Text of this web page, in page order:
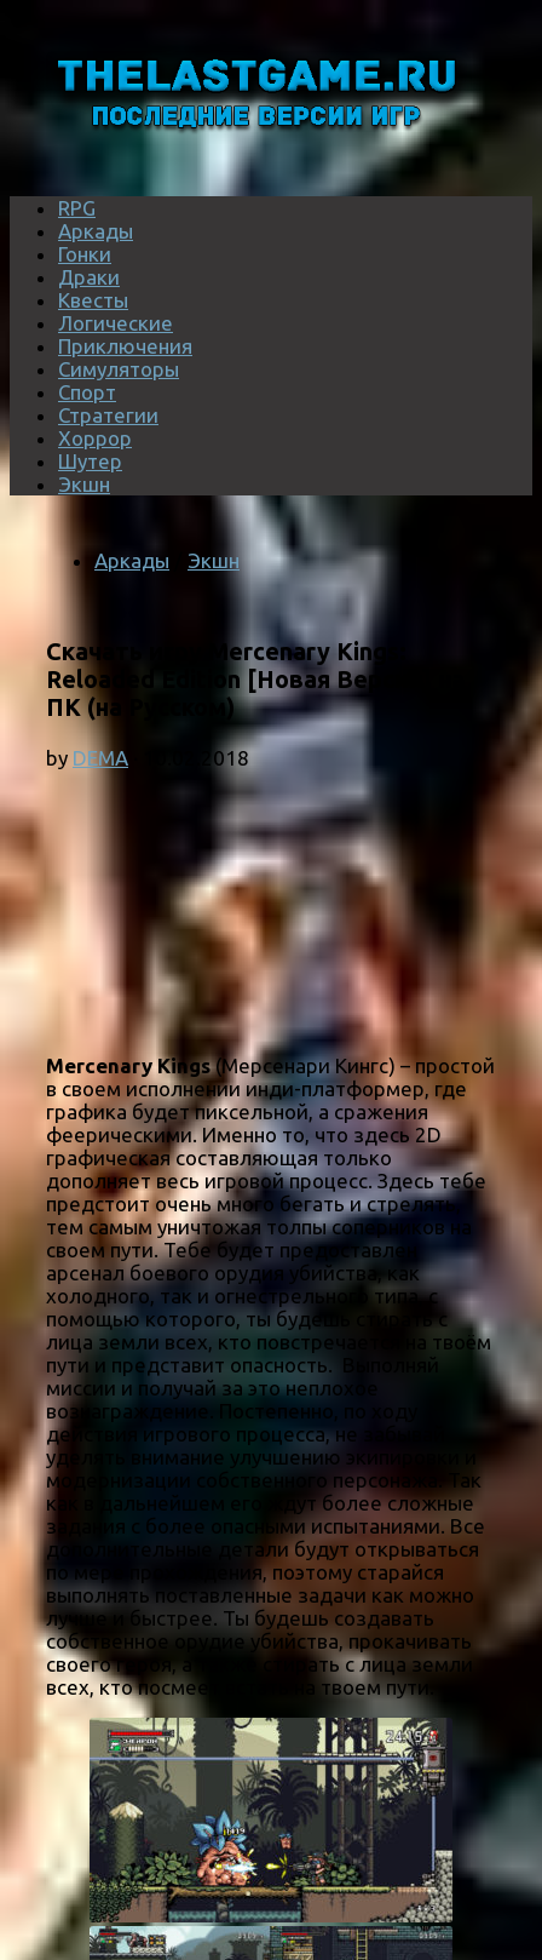
RPG
Аркады
Гонки
Драки
Квесты
Логические
Приключения
Симуляторы
Спорт
Стратегии
Хоррор
Шутер
Экшн
Аркады Экшн
Скачать игру Mercenary Kings:
Reloaded Edition [Новая Версия] на
ПК (на Русском)
by DEMA 10.02.2018
Mercenary Kings(Мерсенари Кингс) – простой
в своем исполнении инди-платформер, где
графика будет пиксельной, а сражения
феерическими. Именно то, что здесь 2D
графическая составляющая только
дополняет весь игровой процесс. Здесь тебе
предстоит очень много бегать и стрелять,
тем самым уничтожая толпы соперников на
своем пути. Тебе будет предоставлен
арсенал боевого орудия убийства, как
холодного, так и огнестрельного типа, с
помощью которого, ты будешь стирать с
лица земли всех, кто повстречается на твоём
пути и представит опасность. Выполняй
миссии и получай за это неплохое
вознаграждение. Постепенно, по ходу
действия игрового процесса, не забывай
уделять внимание улучшению экипировки и
модернизации собственного персонажа. Так
как в дальнейшем его ждут более сложные
задания с более опасными испытаниями. Все
дополнительные детали будут открываться
по мере прохождения, поэтому старайся
выполнять поставленные задачи как можно
лучше и быстрее. Ты будешь создавать
собственное орудие убийства, прокачивать
своего героя, а также стирать с лица земли
всех, кто посмеет встать на твоем пути.